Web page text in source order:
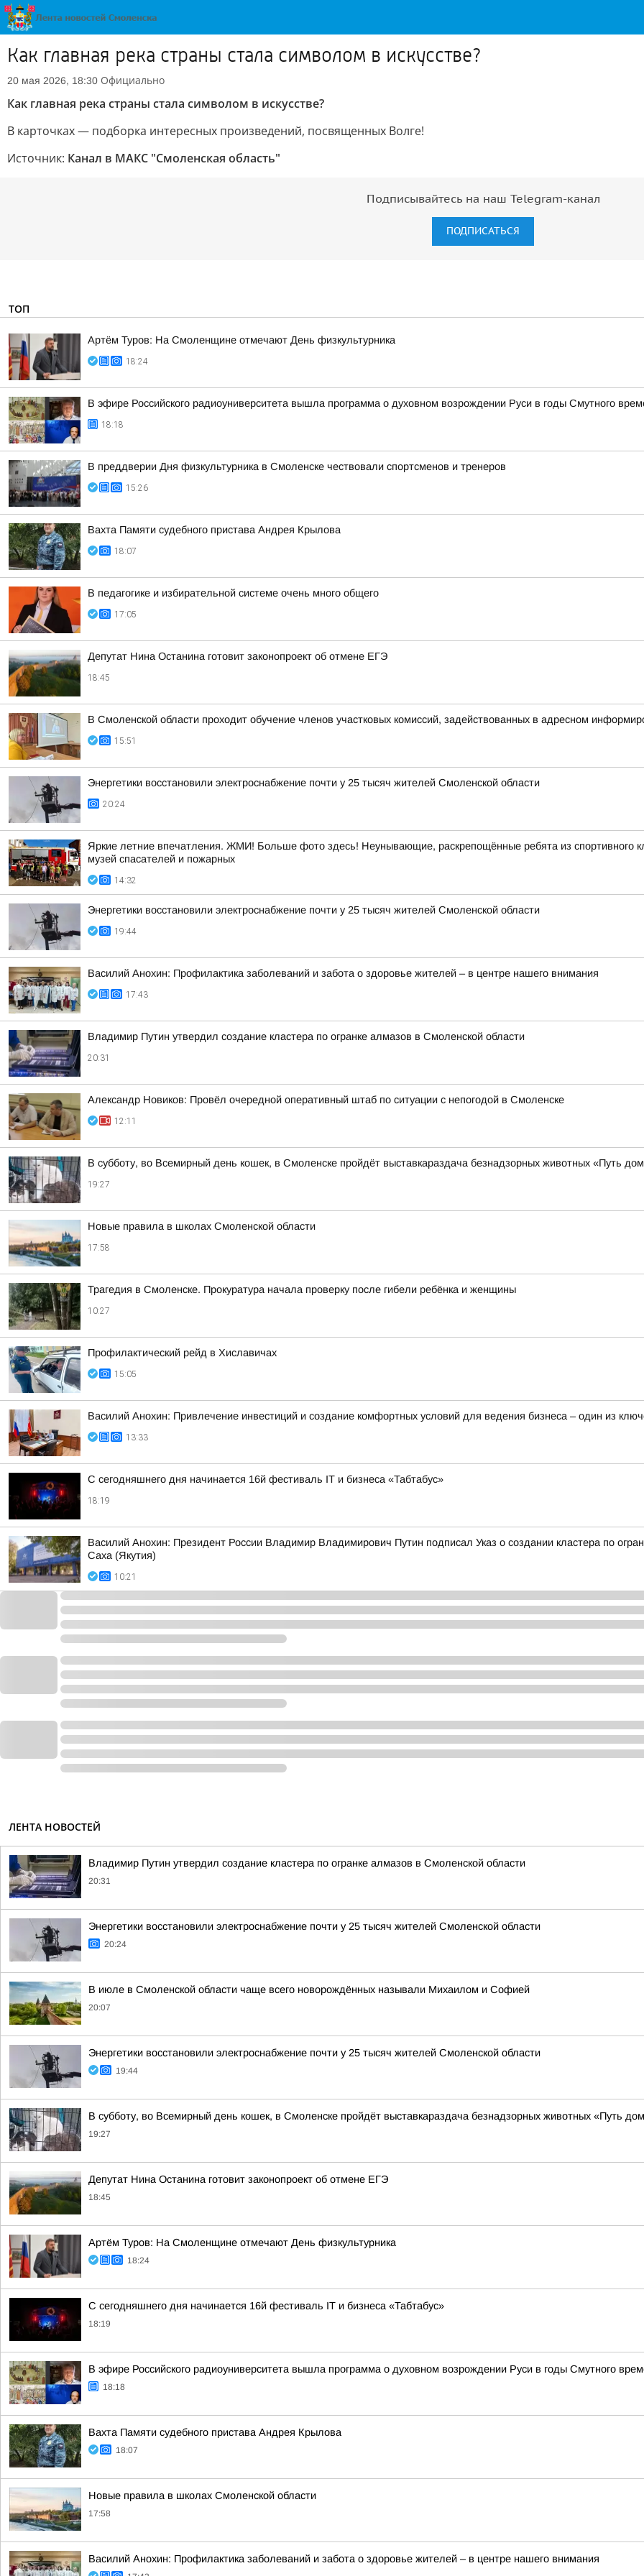
Как главная река страны стала символом в искусстве?
20 мая 2026, 18:30 Официально
Как главная река страны стала символом в искусстве?
В карточках — подборка интересных произведений, посвященных Волге!
Источник: Канал в МАКС "Смоленская область"
Подписывайтесь на наш Telegram-канал
ПОДПИСАТЬСЯ
ТОП
Артём Туров: На Смоленщине отмечают День физкультурника
18:24
В эфире Российского радиоуниверситета вышла программа о духовном возрождении Руси в годы Смутного
18:18
В преддверии Дня физкультурника в Смоленске чествовали спортсменов и тренеров
15:26
Вахта Памяти судебного пристава Андрея Крылова
18:07
В педагогике и избирательной системе очень много общего
17:05
Депутат Нина Останина готовит законопроект об отмене ЕГЭ
18:45
В Смоленской области проходит обучение членов участковых комиссий, задействованных в адресном
15:51
Энергетики восстановили электроснабжение почти у 25 тысяч жителей Смоленской области
20:24
Яркие летние впечатления. ЖМИ! Больше фото здесь! Неунывающие, раскрепощённые ребята из спортивного
музей спасателей и пожарных
14:32
Энергетики восстановили электроснабжение почти у 25 тысяч жителей Смоленской области
19:44
Василий Анохин: Профилактика заболеваний и забота о здоровье жителей – в центре нашего внимания
17:43
Владимир Путин утвердил создание кластера по огранке алмазов в Смоленской области
20:31
Александр Новиков: Провёл очередной оперативный штаб по ситуации с непогодой в Смоленске
12:11
В субботу, во Всемирный день кошек, в Смоленске пройдёт выставкараздача безнадзорных животных «Путь
19:27
Новые правила в школах Смоленской области
17:58
Трагедия в Смоленске. Прокуратура начала проверку после гибели ребёнка и женщины
10:27
Профилактический рейд в Хиславичах
15:05
Василий Анохин: Привлечение инвестиций и создание комфортных условий для ведения бизнеса – один из
13:33
С сегодняшнего дня начинается 16й фестиваль IT и бизнеса «Табтабус»
18:19
Василий Анохин: Президент России Владимир Владимирович Путин подписал Указ о создании кластера по
Саха (Якутия)
10:21
ЛЕНТА НОВОСТЕЙ
Владимир Путин утвердил создание кластера по огранке алмазов в Смоленской области
20:31
Энергетики восстановили электроснабжение почти у 25 тысяч жителей Смоленской области
20:24
В июле в Смоленской области чаще всего новорождённых называли Михаилом и Софией
20:07
Энергетики восстановили электроснабжение почти у 25 тысяч жителей Смоленской области
19:44
В субботу, во Всемирный день кошек, в Смоленске пройдёт выставкараздача безнадзорных животных «Путь
19:27
Депутат Нина Останина готовит законопроект об отмене ЕГЭ
18:45
Артём Туров: На Смоленщине отмечают День физкультурника
18:24
С сегодняшнего дня начинается 16й фестиваль IT и бизнеса «Табтабус»
18:19
В эфире Российского радиоуниверситета вышла программа о духовном возрождении Руси в годы Смутного
18:18
Вахта Памяти судебного пристава Андрея Крылова
18:07
Новые правила в школах Смоленской области
17:58
Василий Анохин: Профилактика заболеваний и забота о здоровье жителей – в центре нашего внимания